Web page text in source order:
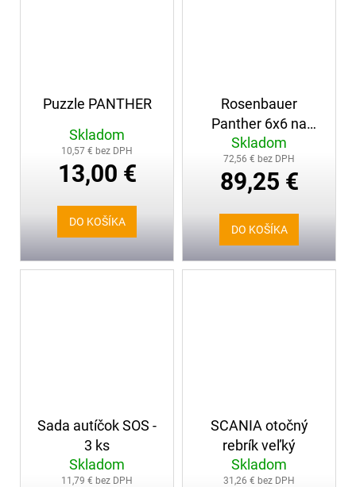
Puzzle PANTHER
Skladom
10,57 € bez DPH
13,00 €
DO KOŠÍKA
Rosenbauer
Panther 6x6 na
diaľkové ovládanie
Skladom
72,56 € bez DPH
89,25 €
DO KOŠÍKA
Sada autíčok SOS -
3 ks
Skladom
11,79 € bez DPH
SCANIA otočný
rebrík veľký
Skladom
31,26 € bez DPH